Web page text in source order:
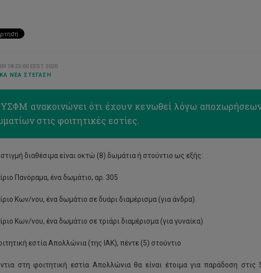
18:23:00 EEST 2020
ΝΈΑ ΣΤΈΓΑΣΗ
ανακοινώνει ότι έχουν κενωθεί λόγω αποχωρήσεων
στις φοιτητικές εστίες.
διαθέσιμα είναι οκτώ (8) δωμάτια ή στούντιο ως εξής:
Πανόραμα, ένα δωμάτιο, αρ. 305
Κων/νου, ένα δωμάτιο σε δυάρι διαμέρισμα (για άνδρα)
Κων/νου, ένα δωμάτιο σε τριάρι διαμέρισμα (για γυναίκα)
εστία Απολλώνια (της ΙΑΚ), πέντε (5) στούντιο
στη φοιτητική εστία Απολλώνια θα είναι έτοιμα για παράδοση